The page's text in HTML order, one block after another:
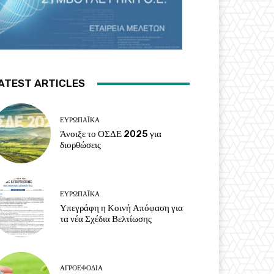
ARTICLES
ΕΥΡΩΠΑΪΚΆ
Άνοιξε το ΟΣΔΕ 2025 για
διορθώσεις
ΕΥΡΩΠΑΪΚΆ
Υπεγράφη η Κοινή Απόφαση για
τα νέα Σχέδια Βελτίωσης
ΑΓΡΟΕΦΌΔΙΑ